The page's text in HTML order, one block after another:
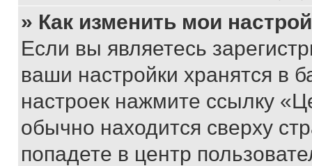
» Как изменить мои
Если вы являетесь
ваши настройки хранятся в
настроек нажмите ссылку
обычно находится сверху
попадете в центр